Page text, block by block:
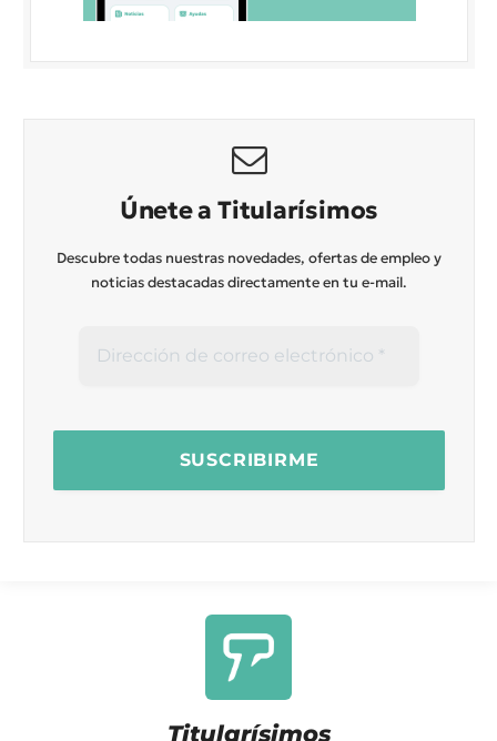
Únete a Titularísimos
Descubre todas nuestras novedades, ofertas de empleo y
noticias destacadas directamente en tu e-mail.
Titularísimos